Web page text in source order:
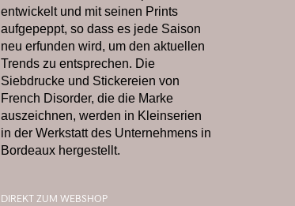
entwickelt und mit seinen Prints
aufgepeppt, so dass es jede Saison
neu erfunden wird, um den aktuellen
Trends zu entsprechen. Die
Siebdrucke und Stickereien von
French Disorder, die die Marke
auszeichnen, werden in Kleinserien
in der Werkstatt des Unternehmens in
Bordeaux hergestellt.
DIREKT ZUM WEBSHOP